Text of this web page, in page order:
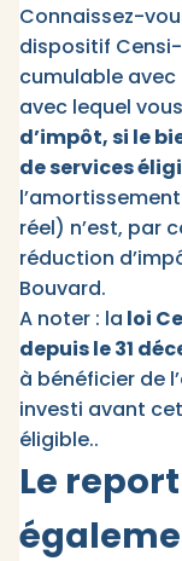
Connaissez-
dispositif Censi-
cumulable
avec lequel
d’impôt, si le
de services
réel) n’est, par
réduction
Bouvard.
A noter : la loi
depuis le 31
à bénéficier de
investi avant
éligible..
Le